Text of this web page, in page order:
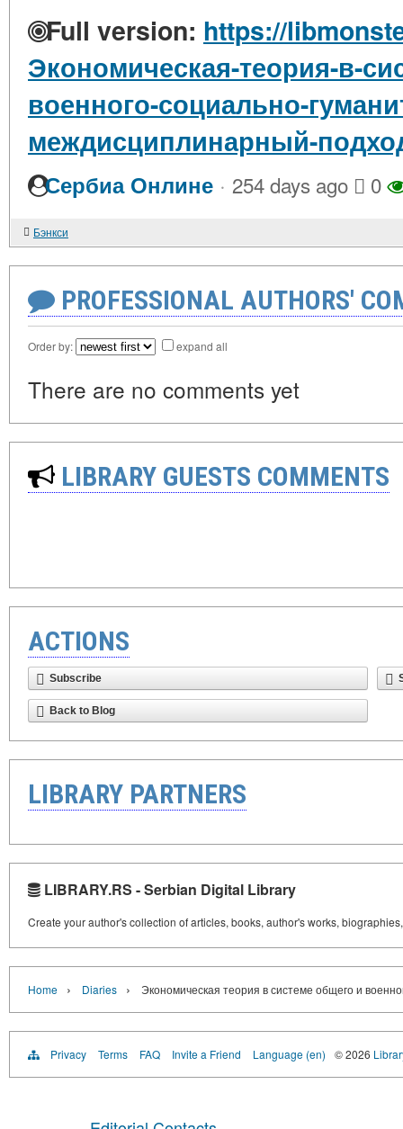
Full version: https://
Экономическая-теория-в-
военного-социально-
междисциплинарный-
Сербиа Онлине · 254 days ago 0
Бэнкси
PROFESSIONAL AUTHORS'
Order by: expand all
There are no comments yet
LIBRARY GUESTS COMMENTS
ACTIONS
Subscribe
Back to Blog
LIBRARY PARTNERS
LIBRARY.RS - Serbian Digital Library
Create your author's collection of articles, books, author's works,
Home › Diaries › Экономическая теория в системе общего и
Privacy Terms FAQ Invite a Friend Language (en) © 2026